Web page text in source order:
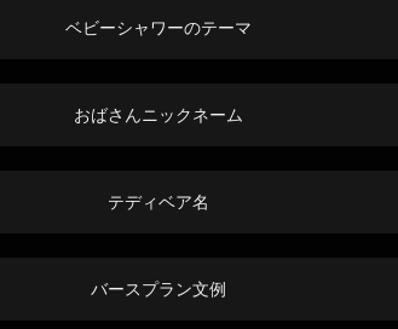
ベビーシャワーのテーマ
おばさんニックネーム
テディベア名
バースプラン文例